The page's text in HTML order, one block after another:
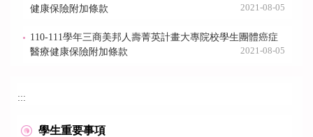
健康保險附加條款
2021-08-05
110-111學年三商美邦人壽菁英計畫大專院校學生團體癌症
醫療健康保險附加條款
2021-08-05
:::
學生重要事項